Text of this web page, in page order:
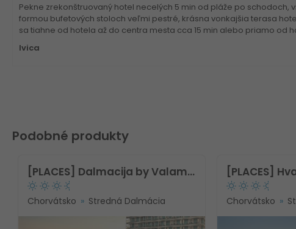
Pekne zrekonštruovaný hotel necelých 5 min od pláže po schodoch,
formou bufetových stoloch veľmi pestré, krásna vonkajšia terasa
sa tiahne od hotela až do centra mesta cca 15 min alebo priamo od
Ivica
Podobné produkty
[PLACES] Dalmacija by Valamar Hotel
Chorvátsko Stredná Dalmácia Chorvátsko